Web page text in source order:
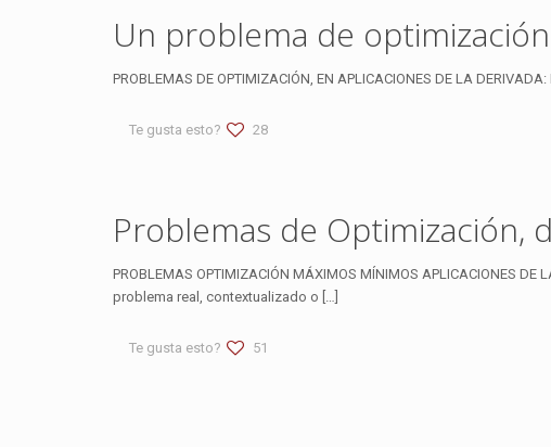
Un problema de
PROBLEMAS DE OPTIMIZACIÓN, EN APLICACIONES DE LA
Te gusta esto? 28
Problemas de Optimización,
PROBLEMAS OPTIMIZACIÓN MÁXIMOS MÍNIMOS APLICACIONES
problema real, contextualizado o […]
Te gusta esto? 51